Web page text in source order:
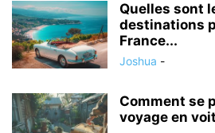
Quelles sont
destinations
France...
Joshua -
Comment se
voyage en